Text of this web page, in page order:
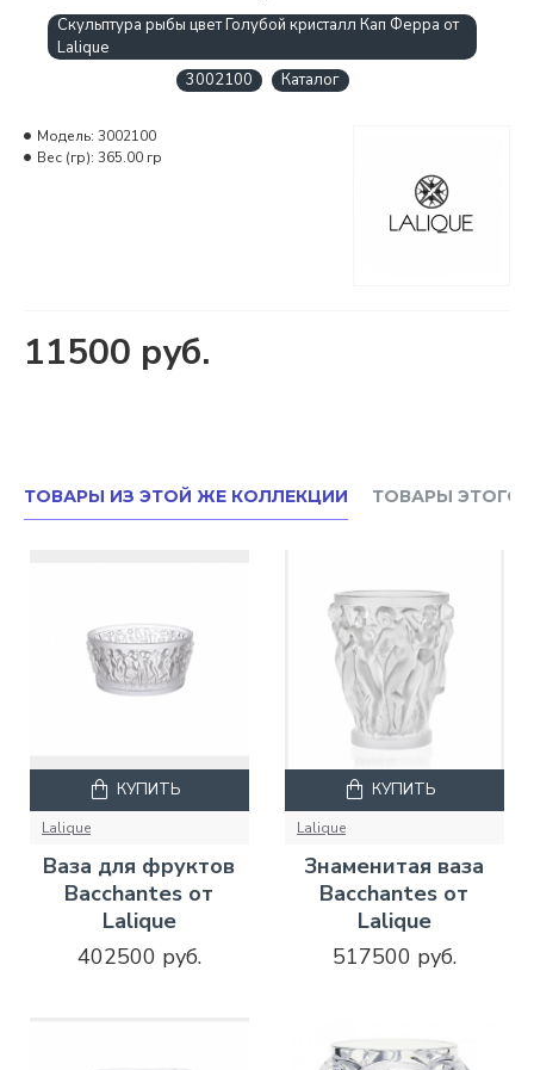
Скульптура рыбы цвет Голубой кристалл Кап Ферра от
Lalique
3002100
Каталог
11500 руб.
Модель: 3002100
Вес (гр): 365.00 гр
ТОВАРЫ ИЗ ЭТОЙ ЖЕ КОЛЛЕКЦИИ ТОВАРЫ ЭТОГО
Lalique
Ваза для фруктов
Bacchantes от
Lalique
402500 руб.
КУПИТЬ
Lalique
Знаменитая ваза
Bacchantes от
Lalique
517500 руб.
КУПИТЬ